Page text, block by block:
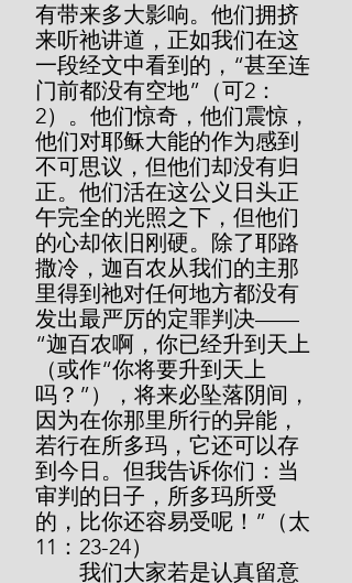
有带来多大影响。他们拥挤
来听祂讲道，正如我们在这
一段经文中看到的，“甚至连
门前都没有空地”（可2：
2）。他们惊奇，他们震惊，
他们对耶稣大能的作为感到
不可思议，但他们却没有归
正。他们活在这公义日头正
午完全的光照之下，但他们
的心却依旧刚硬。除了耶路
撒冷，迦百农从我们的主那
里得到祂对任何地方都没有
发出最严厉的定罪判决——
“迦百农啊，你已经升到天上
（或作“你将要升到天上
吗？”），将来必坠落阴间，
因为在你那里所行的异能，
若行在所多玛，它还可以存
到今日。但我告诉你们：当
审判的日子，所多玛所受
的，比你还容易受呢！”（太
11：23-24）